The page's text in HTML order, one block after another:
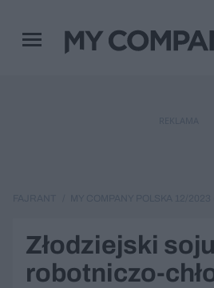
Menu główne
Złodziejski
robotniczo-